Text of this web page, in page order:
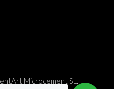
Microcement SL.